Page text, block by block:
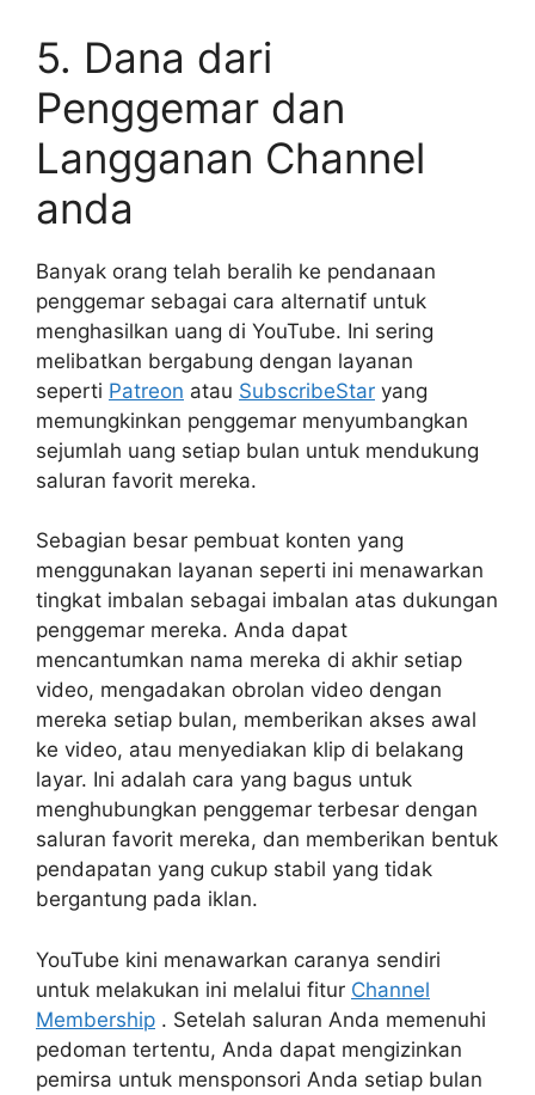
5. Dana dari
Penggemar dan
Langganan Channel
anda
Banyak orang telah beralih ke pendanaan
penggemar sebagai cara alternatif untuk
menghasilkan uang di YouTube. Ini sering
melibatkan bergabung dengan layanan
seperti Patreon atau SubscribeStar yang
memungkinkan penggemar menyumbangkan
sejumlah uang setiap bulan untuk mendukung
saluran favorit mereka.
Sebagian besar pembuat konten yang
menggunakan layanan seperti ini menawarkan
tingkat imbalan sebagai imbalan atas dukungan
penggemar mereka. Anda dapat
mencantumkan nama mereka di akhir setiap
video, mengadakan obrolan video dengan
mereka setiap bulan, memberikan akses awal
ke video, atau menyediakan klip di belakang
layar. Ini adalah cara yang bagus untuk
menghubungkan penggemar terbesar dengan
saluran favorit mereka, dan memberikan bentuk
pendapatan yang cukup stabil yang tidak
bergantung pada iklan.
YouTube kini menawarkan caranya sendiri
untuk melakukan ini melalui fitur Channel
Membership . Setelah saluran Anda memenuhi
pedoman tertentu, Anda dapat mengizinkan
pemirsa untuk mensponsori Anda setiap bulan